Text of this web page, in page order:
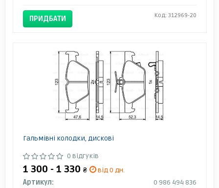
ПРИДБАТИ Код: 312969-20
Гальмівні колодки, дискові
0 відгуків
1 300 - 1 330 ₴
від 0 дн.
Артикул:
0 986 494 836